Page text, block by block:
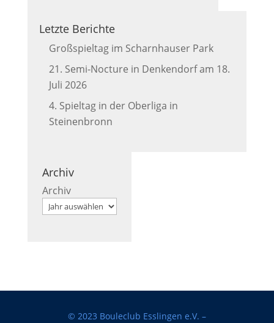
Letzte Berichte
Großspieltag im Scharnhauser Park
21. Semi-Nocture in Denkendorf am 18.
Juli 2026
4. Spieltag in der Oberliga in
Steinenbronn
Archiv
Archiv
© 2023 Bouleclub Esslingen e.V. –